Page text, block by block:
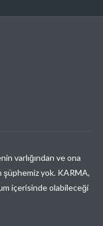
varlığından ve ona
şüphemiz yok. KARMA,
içerisinde olabileceği